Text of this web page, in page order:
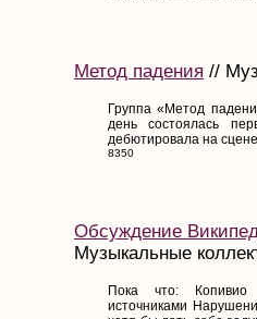
Метод падения //
Группа «Метод
день состоялась
дебютировала на
8350
Обсуждение
Музыкальные
Пока что: Копивио
источниками